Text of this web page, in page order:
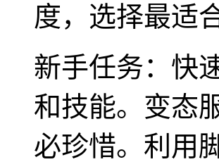
度，选择最适
新手任务：快
和技能。变态
必珍惜。利用